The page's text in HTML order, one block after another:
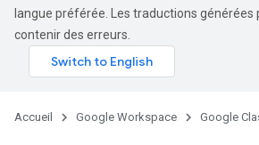
langue préférée. Les traductions générées
contenir des erreurs.
Accueil Google Workspace Google